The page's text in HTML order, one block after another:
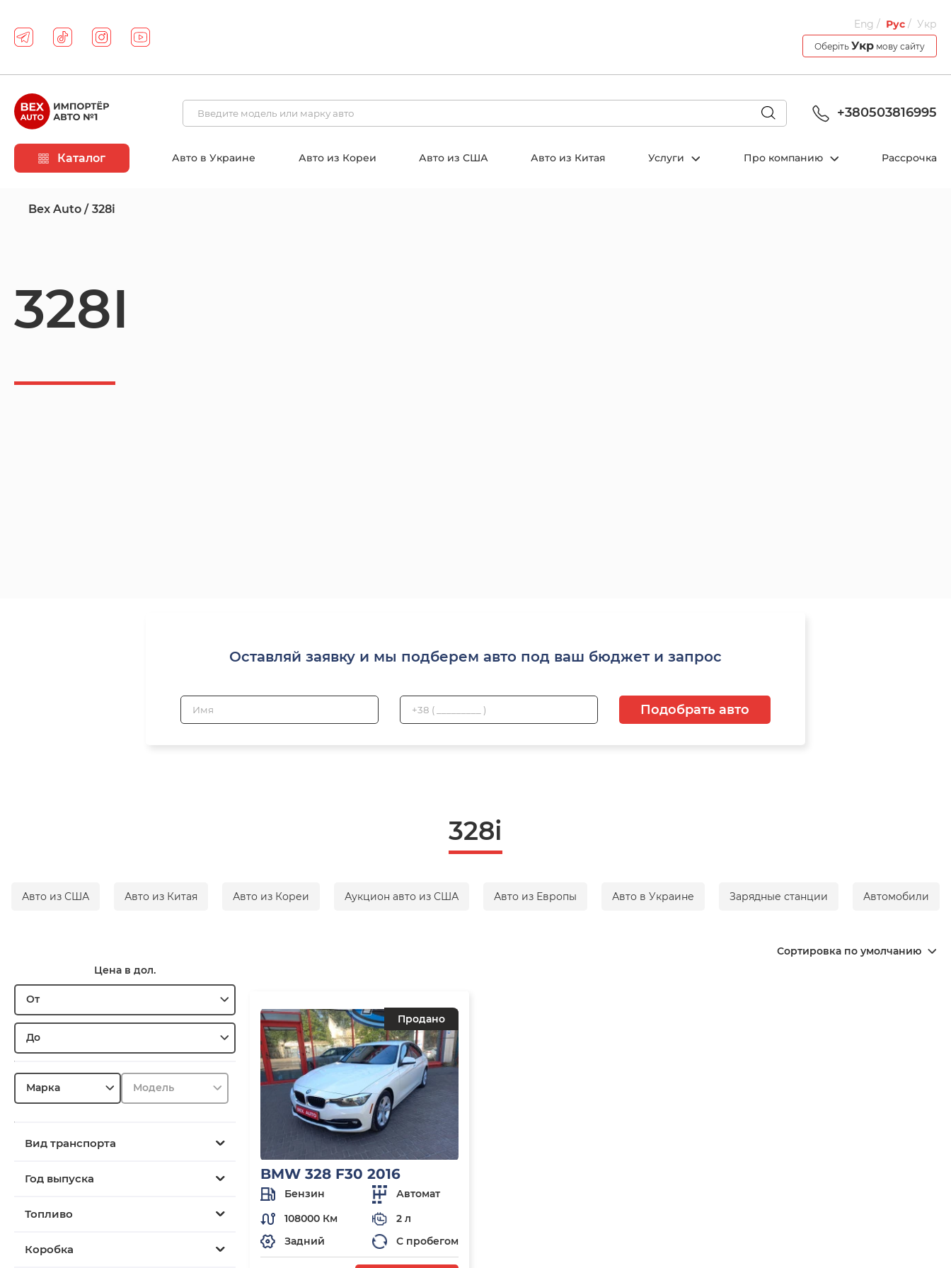
Eng Рус Укр
Оберіть Укр мову сайту
+380503816995
Каталог Авто в Украине Авто из Кореи Авто из США Авто из Китая Услуги Про компанию Рассрочка
Bex Auto 328і
328І
Оставляй заявку и мы подберем авто под ваш бюджет и запрос
Подобрать авто
328і
Авто из США Авто из Китая Авто из Кореи Аукцион авто из США Авто из Европы Авто в Украине Зарядные станции Автомобили
Сортировка по умолчанию
Цена в дол.
От
До
Марка Модель
Вид транспорта
Год выпуска
Топливо
Коробка
Продано
BMW 328 F30 2016
Бензин
Автомат
108000 Км
2 л
Задний
С пробегом